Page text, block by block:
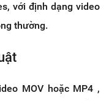
với định dạng video
thường.
MOV hoặc MP4 ,